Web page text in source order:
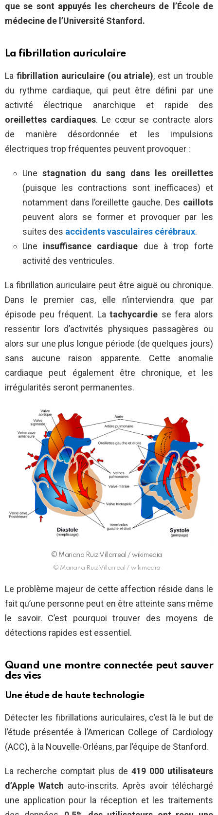
que se sont appuyés les chercheurs de l’École de
médecine de l’Université Stanford.
La fibrillation auriculaire
La fibrillation auriculaire (ou atriale), est un trouble
du rythme cardiaque, qui peut être défini par une
activité électrique anarchique et rapide des
oreillettes cardiaques. Le cœur se contracte alors
de manière désordonnée et les impulsions
électriques trop fréquentes peuvent provoquer :
Une stagnation du sang dans les oreillettes
(puisque les contractions sont inefficaces) et
notamment dans l’oreillette gauche. Des caillots
peuvent alors se former et provoquer par les
suites des accidents vasculaires cérébraux.
Une insuffisance cardiaque due à trop forte
activité des ventricules.
La fibrillation auriculaire peut être aiguë ou chronique.
Dans le premier cas, elle n’interviendra que par
épisode peu fréquent. Latachycardie se fera alors
ressentir lors d’activités physiques passagères ou
alors sur une plus longue période (de quelques jours)
sans aucune raison apparente. Cette anomalie
cardiaque peut également être chronique, et les
irrégularités seront permanentes.
© Mariana Ruiz Villarreal / wikimedia
© Mariana Ruiz Villarreal / wikimedia
Le problème majeur de cette affection réside dans le
fait qu’une personne peut en être atteinte sans même
le savoir. C’est pourquoi trouver des moyens de
détections rapides est essentiel.
Quand une montre connectée peut sauver
des vies
Une étude de haute technologie
Détecter les fibrillations auriculaires, c’est là le but de
l’étude présentée à l’American College of Cardiology
(ACC), à la Nouvelle-Orléans, par l’équipe de Stanford.
La recherche comptait plus de 419 000 utilisateurs
d’Apple Watch auto-inscrits. Après avoir téléchargé
une application pour la réception et les traitements